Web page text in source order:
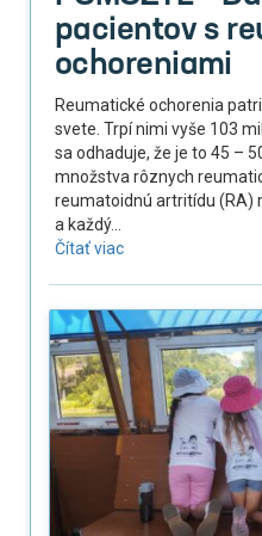
pacientov s
ochoreniami
Reumatické ochorenia
svete. Trpí nimi vyše 103
sa odhaduje, že je to 45 –
množstva rôznych
reumatoidnú artritídu (RA)
a každý...
Čítať viac